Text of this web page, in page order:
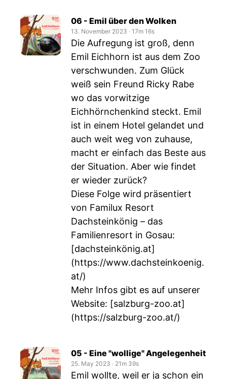
06 - Emil über den Wolken
13. November 2023 ‧ 17m 16s
Die Aufregung ist groß, denn
Emil Eichhorn ist aus dem Zoo
verschwunden. Zum Glück
weiß sein Freund Ricky Rabe
wo das vorwitzige
Eichhörnchenkind steckt. Emil
ist in einem Hotel gelandet und
auch weit weg von zuhause,
macht er einfach das Beste aus
der Situation. Aber wie findet
er wieder zurück?
Diese Folge wird präsentiert
von Familux Resort
Dachsteinkönig – das
Familienresort in Gosau:
[dachsteinkönig.at]
(https://www.dachsteinkoenig.
at/)
Mehr Infos gibt es auf unserer
Website: [salzburg-zoo.at]
(https://salzburg-zoo.at/)
05 - Eine "wollige" Angelegenheit
25. May 2023 ‧ 21m 39s
Emil wollte, weil er ja schon ein